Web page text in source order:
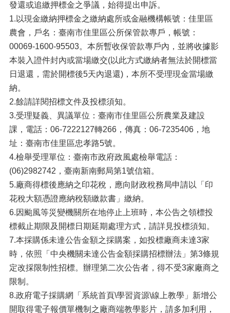
發還或追繳押標金之爭議，始得提出申訴。
1.以現金繳納押標金之繳納處所或金融機構帳號：佳里區
農會，戶名：臺南市佳里區公所保管款專戶，帳號：
00069-1600-95503。本所暫收保管款專戶內，並將收據影
本裝入證件封內或當場繳交(以此方式繳納者無法於開標當
日退還，需於開標後5天內退還)，本所不受理現金當場繳
納。
2.餘請詳閱招標文件及投標須知。
3.受理疑義、異議單位：臺南市佳里區公所農業及建設
課，電話：06-7222127轉266，傳真：06-7235406，地
址：臺南市佳里區忠孝路5號。
4.檢舉受理單位：臺南市政府政風處檢舉電話：
(06)2982742，臺南新南郵局第1號信箱。
5.廠商得標後應納之印花稅，應向財政稅務局申請以「印
花稅大額憑證應納稅額繳款書」繳納。
6.因颱風等災變機關所在地停止上班時，本公告之領標投
標截止期限及開標日期延期處理方式，請詳見投標須知。
7.本採購係未達公告金額之採購案，如投標廠商未達3家
時，依照「中央機關未達公告金額採購招標辦法」第3條規
定改採限制性招標。辦理第二次公告者，得不受3家廠商之
限制。
8.政府電子採購網「系統首頁\學習資源\線上教學」新增公
開取得電子報價單機制之廠商端教學影片，請多加利用，